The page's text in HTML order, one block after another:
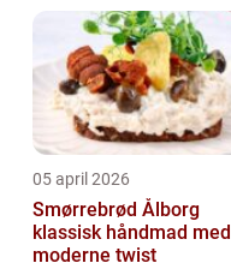
05 april 2026
Smørrebrød Ålborg
klassisk håndmad med
moderne twist